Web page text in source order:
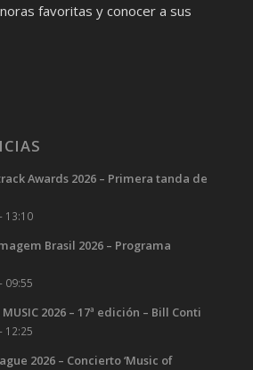
favoritas y conocer a sus
Awards 2026 – Primera tanda de
13:10
Brasil 2026 – Programa
09:55
MUSIC 2026 – 17ª edición – Bill Conti
12:25
2026 – Concierto ‘Music of